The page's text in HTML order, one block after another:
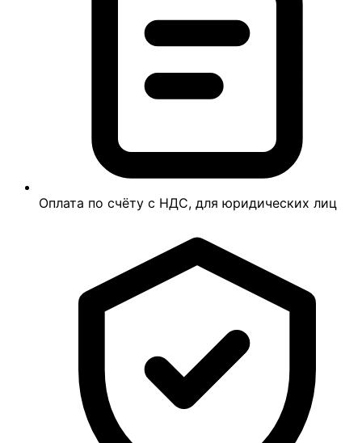
Оплата по счёту с НДС, для юридических лиц